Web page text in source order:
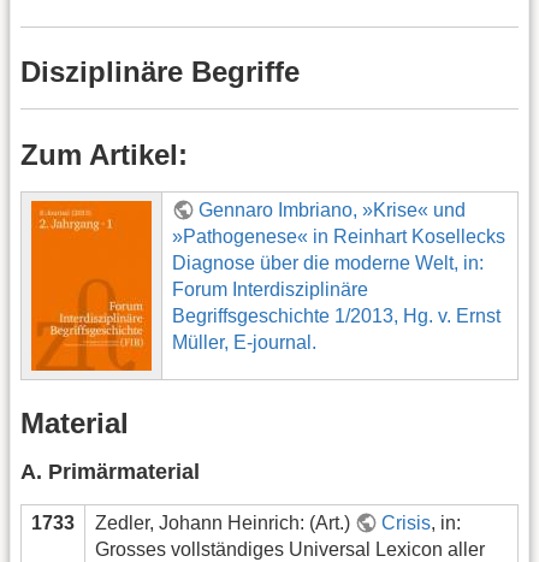
Disziplinäre Begriffe
Zum Artikel:
Gennaro Imbriano, »Krise« und
»Pathogenese« in Reinhart Kosellecks
Diagnose über die moderne Welt, in:
Forum Interdisziplinäre
Begriffsgeschichte 1/2013, Hg. v. Ernst
Müller, E-journal.
Material
A. Primärmaterial
1733 Zedler, Johann Heinrich: (Art.) Crisis, in:
Grosses vollständiges Universal Lexicon aller